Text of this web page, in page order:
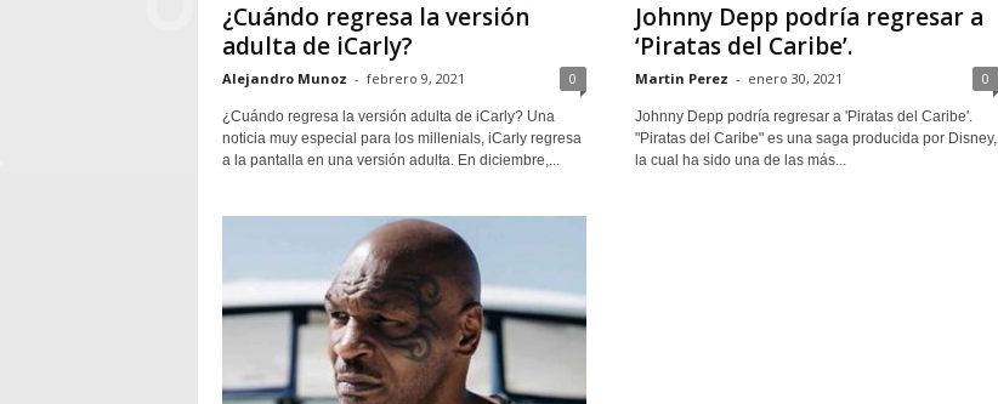
¿Cuándo regresa la versión
adulta de iCarly?
Alejandro Munoz - febrero 9, 2021 0
¿Cuándo regresa la versión adulta de iCarly? Una
noticia muy especial para los millenials, iCarly regresa
a la pantalla en una versión adulta. En diciembre,...
Johnny Depp podría regresar a
‘Piratas del Caribe’.
Martin Perez - enero 30, 2021 0
Johnny Depp podría regresar a 'Piratas del Caribe'.
"Piratas del Caribe" es una saga producida por Disney,
la cual ha sido una de las más...